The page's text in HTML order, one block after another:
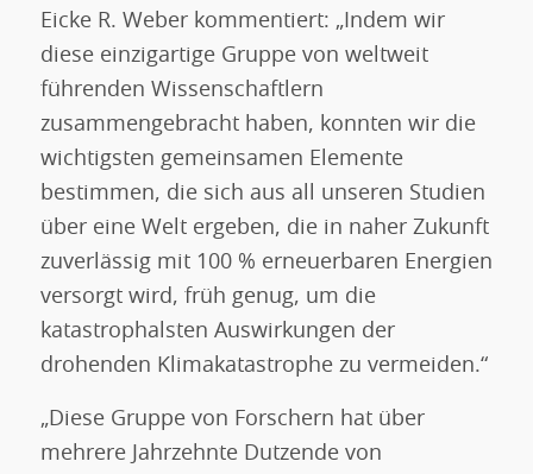
Eicke R. Weber kommentiert: „Indem wir
diese einzigartige Gruppe von weltweit
führenden Wissenschaftlern
zusammengebracht haben, konnten wir die
wichtigsten gemeinsamen Elemente
bestimmen, die sich aus all unseren Studien
über eine Welt ergeben, die in naher Zukunft
zuverlässig mit 100 % erneuerbaren Energien
versorgt wird, früh genug, um die
katastrophalsten Auswirkungen der
drohenden Klimakatastrophe zu vermeiden.“
„Diese Gruppe von Forschern hat über
mehrere Jahrzehnte Dutzende von